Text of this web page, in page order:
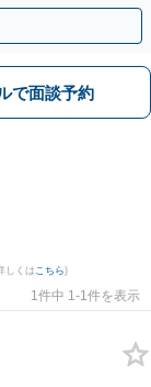
で面談予約
しくはこちら)
1件中 1-1件を表示